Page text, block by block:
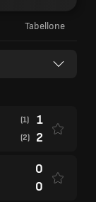
Tabellone
(1) 1
(2) 2
0
0